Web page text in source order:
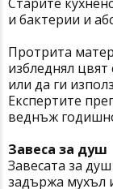
и бактерии и
Протрита
избледнял
или да ги
Експертите
веднъж
Завеса за душ
Завесата за
задържа мухъл